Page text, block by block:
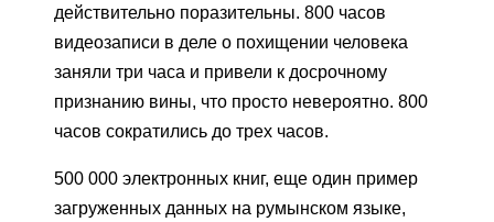
действительно поразительны. 800 часов
видеозаписи в деле о похищении человека
заняли три часа и привели к досрочному
признанию вины, что просто невероятно. 800
часов сократились до трех часов.
500 000 электронных книг, еще один пример
загруженных данных на румынском языке,